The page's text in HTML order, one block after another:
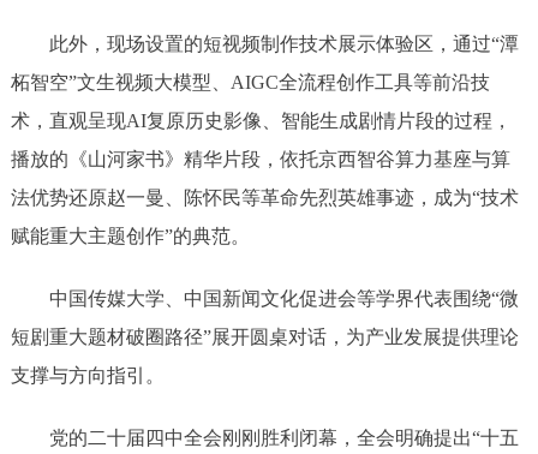
此外，现场设置的短视频制作技术展示体验区，通过“潭
柘智空”文生视频大模型、AIGC全流程创作工具等前沿技
术，直观呈现AI复原历史影像、智能生成剧情片段的过程，
播放的《山河家书》精华片段，依托京西智谷算力基座与算
法优势还原赵一曼、陈怀民等革命先烈英雄事迹，成为“技术
赋能重大主题创作”的典范。
中国传媒大学、中国新闻文化促进会等学界代表围绕“微
短剧重大题材破圈路径”展开圆桌对话，为产业发展提供理论
支撑与方向指引。
党的二十届四中全会刚刚胜利闭幕，全会明确提出“十五